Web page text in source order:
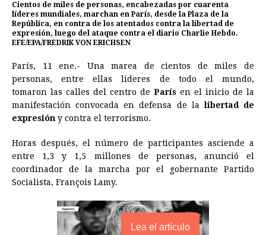
Cientos de miles de personas, encabezadas por cuarenta
líderes mundiales, marchan en París, desde la Plaza de la
República, en contra de los atentados contra la libertad de
expresión, luego del ataque contra el diario Charlie Hebdo.
EFE/EPA/FREDRIK VON ERICHSEN
París, 11 ene.- Una marea de cientos de miles de
personas, entre ellas líderes de todo el mundo,
tomaron las calles del centro de París en el inicio de la
manifestación convocada en defensa de lalibertad de
expresión y contra el terrorismo.
Horas después, el número de participantes asciende a
entre 1,3 y 1,5 millones de personas, anunció el
coordinador de la marcha por el gobernante Partido
Socialista, François Lamy.
Lea el artículo